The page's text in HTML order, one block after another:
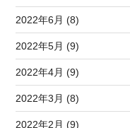
2022年6月 (8)
2022年5月 (9)
2022年4月 (9)
2022年3月 (8)
2022年2月 (9)